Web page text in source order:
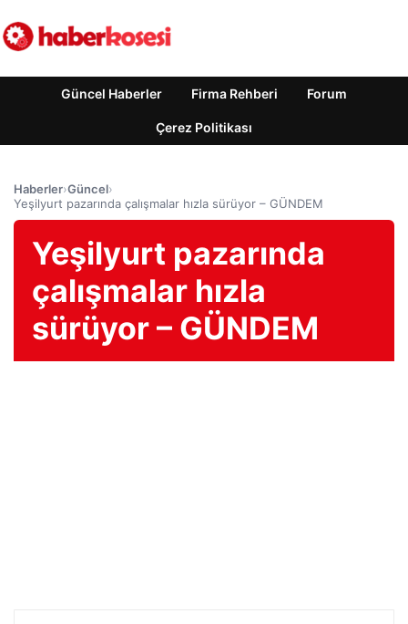
Güncel Haberler Firma Rehberi Forum
Çerez Politikası
Haberler›Güncel›
Yeşilyurt pazarında çalışmalar hızla sürüyor – GÜNDEM
Yeşilyurt pazarında
çalışmalar hızla
sürüyor – GÜNDEM